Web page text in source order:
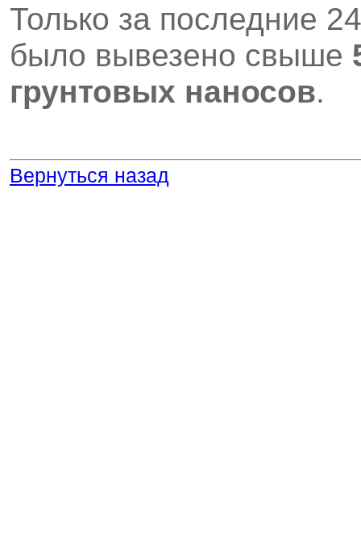
Только за последние
было вывезено свыше
грунтовых наносов.
Вернуться назад